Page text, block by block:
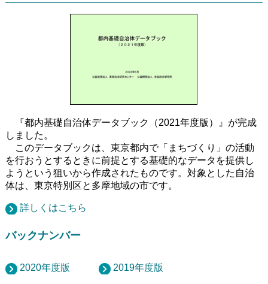
『都内基礎自治体データブック（2021年度版）』が完成
しました。
このデータブックは、東京都内で「まちづくり」の活動
を行おうとするときに前提とする基礎的なデータを提供し
ようという狙いから作成されたものです。対象とした自治
体は、東京特別区と多摩地域の市です。
詳しくはこちら
バックナンバー
2020年度版 2019年度版